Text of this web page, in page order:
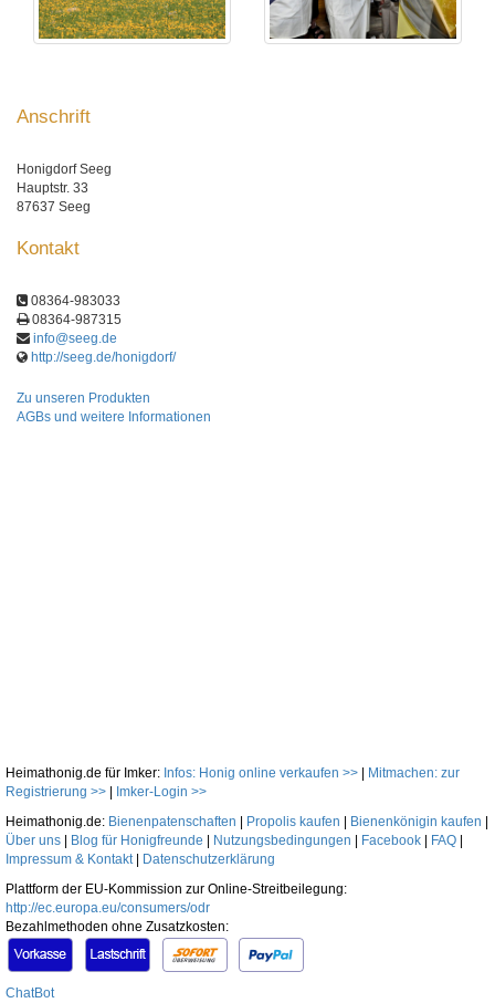
Anschrift
Honigdorf Seeg
Hauptstr. 33
87637 Seeg
Kontakt
08364-983033
08364-987315
info@seeg.de
http://seeg.de/honigdorf/
Zu unseren Produkten
AGBs und weitere Informationen
Heimathonig.de für Imker: Infos: Honig online verkaufen >>
Mitmachen: zur
Registrierung >>
Imker-Login >>
Heimathonig.de: Bienenpatenschaften Propolis kaufen Bienenkönigin kaufen
Über uns
Blog für Honigfreunde Nutzungsbedingungen Facebook FAQ
Impressum & Kontakt|
Datenschutzerklärung
Plattform der EU-Kommission zur Online-Streitbeilegung:
http://ec.europa.eu/consumers/odr
Bezahlmethoden ohne Zusatzkosten:
ChatBot